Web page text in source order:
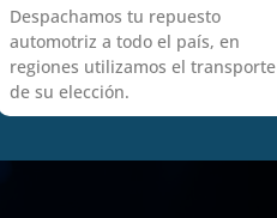
Despachamos tu repuesto
automotriz a todo el país, en
regiones utilizamos el transporte
de su elección.